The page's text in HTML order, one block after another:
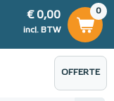
0
€ 0,00
incl. BTW
€ 0,00
OFFERTE